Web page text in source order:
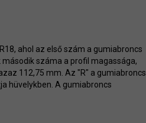
ahol az első szám a gumiabroncs
száma a profil magassága,
112,75 mm. Az "R" a gumiabroncs
hüvelykben. A gumiabroncs